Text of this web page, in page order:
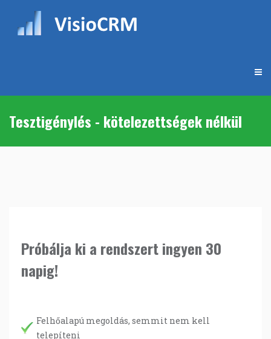
Tesztigénylés - kötelezettségek nélkül
Próbálja ki a rendszert ingyen 30
napig!
Felhőalapú megoldás, semmit nem kell
telepíteni